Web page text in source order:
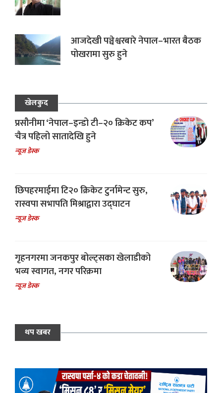
आजदेखी पञ्चेश्वरबारे नेपाल–भारत बैठक
पोखरामा सुरु हुने
खेलकुद
प्रसौनीमा ‘नेपाल–इन्डो टी–२० क्रिकेट कप’
चैत्र पहिलो सातादेखि हुने
न्यूज डेस्क
छिपहरमाईमा टि२० क्रिकेट टुर्नामेन्ट सुरु,
रास्वपा सभापति मिश्राद्वारा उद्घाटन
न्यूज डेस्क
गृहनगरमा जनकपुर बोल्ट्सका खेलाडीको
भव्य स्वागत, नगर परिक्रमा
न्यूज डेस्क
थप खबर